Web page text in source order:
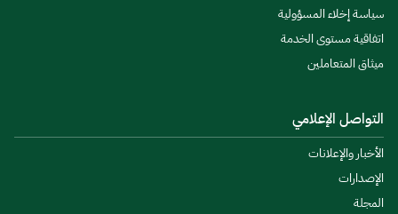
سياسة إخلاء المسؤولية
اتفاقية مستوى الخدمة
ميثاق المتعاملين
التواصل الإعلامي
الأخبار والإعلانات
الإصدارات
المجلة